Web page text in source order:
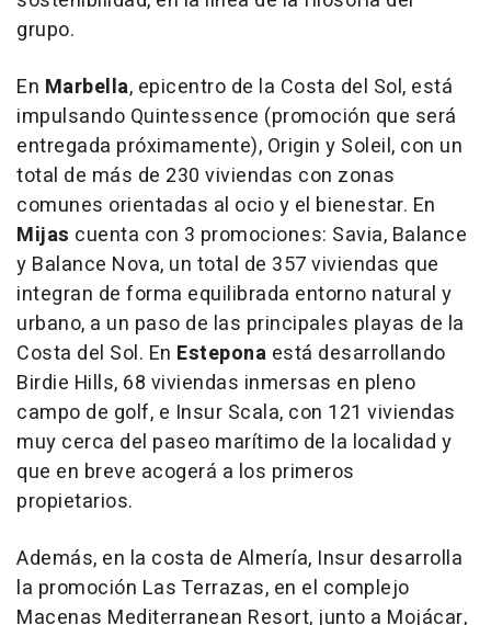
grupo.
En Marbella, epicentro de la Costa del Sol, está
impulsando Quintessence (promoción que será
entregada próximamente), Origin y Soleil, con un
total de más de 230 viviendas con zonas
comunes orientadas al ocio y el bienestar. En
Mijas cuenta con 3 promociones: Savia, Balance
y Balance Nova, un total de 357 viviendas que
integran de forma equilibrada entorno natural y
urbano, a un paso de las principales playas de la
Costa del Sol. En Estepona está desarrollando
Birdie Hills, 68 viviendas inmersas en pleno
campo de golf, e Insur Scala, con 121 viviendas
muy cerca del paseo marítimo de la localidad y
que en breve acogerá a los primeros
propietarios.
Además, en la costa de Almería, Insur desarrolla
la promoción Las Terrazas, en el complejo
Macenas Mediterranean Resort, junto a Mojácar,